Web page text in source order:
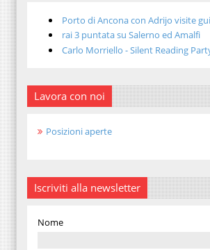
Porto di Ancona con Adrijo visite
rai 3 puntata su Salerno ed Amalfi
Carlo Morriello - Silent Reading
Lavora con noi
Posizioni aperte
Iscriviti alla newsletter
Nome